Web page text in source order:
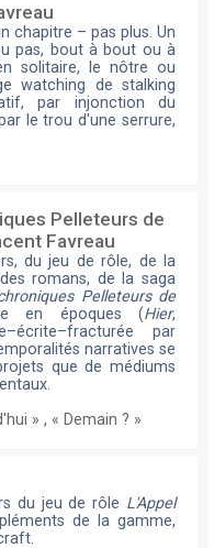
chapitre – pas plus. Un
pas, bout à bout ou à
solitaire, le nôtre ou
watching de stalking
par injonction du
le trou d'une serrure,
Pelleteurs de
Favreau
du jeu de rôle, de la
romans, de la saga
Pelleteurs de
en époques (Hier,
par
narratives se
que de médiums
» , « Demain ? »
du jeu de rôle L'Appel
de la gamme,